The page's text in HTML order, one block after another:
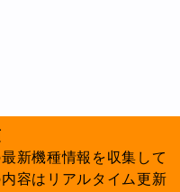
新機種情報を収集して
容はリアルタイム更新